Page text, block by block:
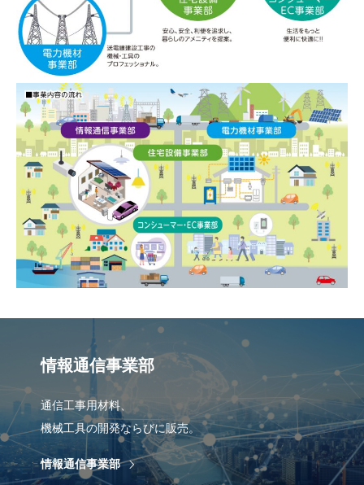
情報通信事業部
通信工事用材料、
機械工具の開発ならびに販売。
情報通信事業部